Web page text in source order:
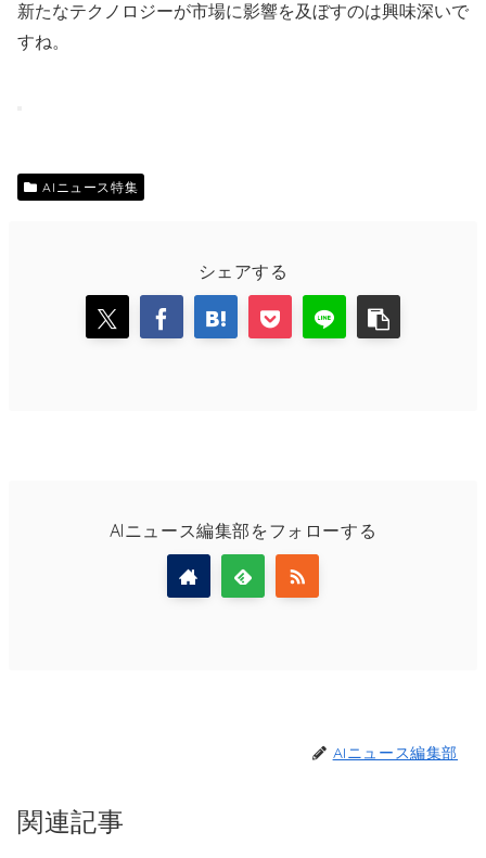
新たなテクノロジーが市場に影響を及ぼすのは興味深いで
すね。
AIニュース特集
シェアする
AIニュース編集部をフォローする
AIニュース編集部
関連記事